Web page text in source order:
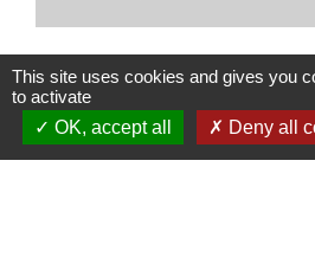
This site uses cookies and gives you
to activate
OK, accept all
Deny all